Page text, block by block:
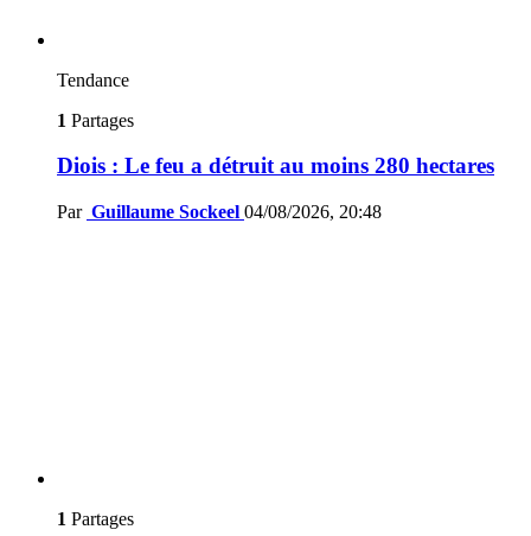
Tendance
1 Partages
Diois : Le feu a détruit au moins 280 hectares
Par Guillaume Sockeel 04/08/2026, 20:48
1 Partages